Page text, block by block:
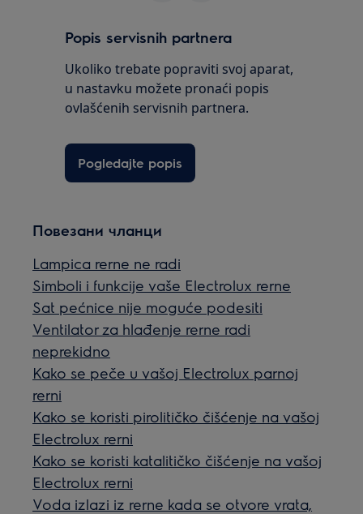
Popis servisnih partnera
Ukoliko trebate popraviti svoj aparat,
u nastavku možete pronaći popis
ovlašćenih servisnih partnera.
Pogledajte popis
Повезани чланци
Lampica rerne ne radi
Simboli i funkcije vaše Electrolux rerne
Sat pećnice nije moguće podesiti
Ventilator za hlađenje rerne radi
neprekidno
Kako se peče u vašoj Electrolux parnoj
rerni
Kako se koristi pirolitičko čišćenje na vašoj
Electrolux rerni
Kako se koristi katalitičko čišćenje na vašoj
Electrolux rerni
Voda izlazi iz rerne kada se otvore vrata,